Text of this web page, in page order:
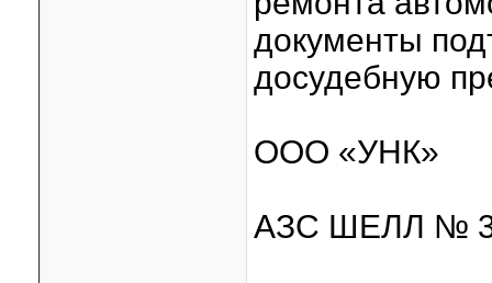
документы
досудебную
ООО «УНК»
АЗС ШЕЛЛ №